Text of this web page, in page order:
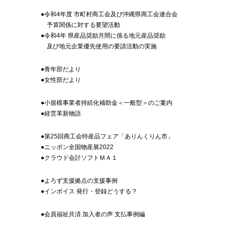
●令和4年度 市町村商工会及び沖縄県商工会連合会
予算関係に対する要望活動
●令和4年 県産品奨励月間に係る地元産品奨励
及び地元企業優先使用の要請活動の実施
●青年部だより
●女性部だより
●小規模事業者持続化補助金＜一般型＞のご案内
●経営革新物語
●第25回商工会特産品フェア「ありんくりん市」
●ニッポン全国物産展2022
●クラウド会計ソフトＭＡ１
●よろず支援拠点の支援事例
●インボイス 発行・登録どうする？
●会員福祉共済 加入者の声 支払事例編